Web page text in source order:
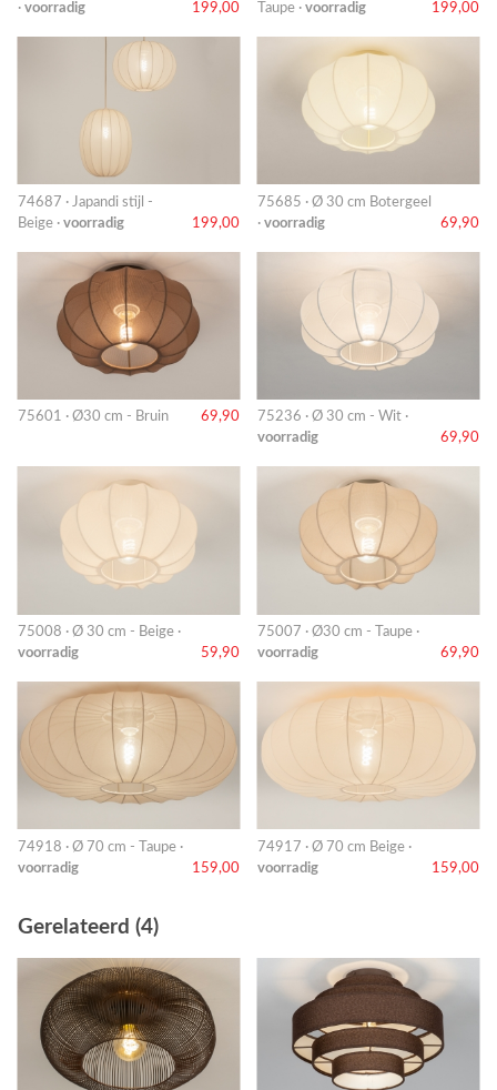
· voorradig 199,00
Taupe · voorradig 199,00
74687 · Japandi stijl -
Beige · voorradig 199,00
75685 · Ø 30 cm Botergeel
· voorradig 69,90
75601 · Ø30 cm - Bruin 69,90
75236 · Ø 30 cm - Wit ·
voorradig
69,90
75008 · Ø 30 cm - Beige ·
voorradig
59,90
75007 · Ø30 cm - Taupe ·
voorradig
69,90
74918 · Ø 70 cm - Taupe ·
voorradig
159,00
74917 · Ø 70 cm Beige ·
voorradig
159,00
Gerelateerd (4)